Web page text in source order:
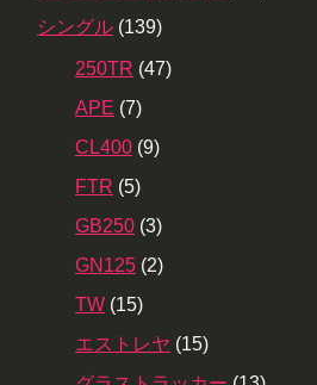
シングル (139)
250TR (47)
APE (7)
CL400 (9)
FTR (5)
GB250 (3)
GN125 (2)
TW (15)
エストレヤ (15)